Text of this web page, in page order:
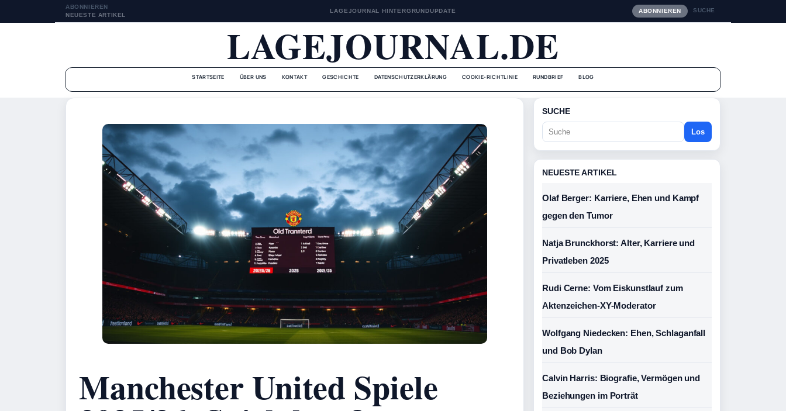
ABONNIEREN
NEUESTE ARTIKEL
LAGEJOURNAL HINTERGRUNDUPDATE ABONNIEREN SUCHE
LAGEJOURNAL.DE
STARTSEITE ÜBER UNS KONTAKT GESCHICHTE DATENSCHUTZERKLÄRUNG COOKIE-RICHTLINIE RUNDBRIEF BLOG
Manchester United Spiele
SUCHE
Los
NEUESTE ARTIKEL
Olaf Berger: Karriere, Ehen und Kampf
gegen den Tumor
Natja Brunckhorst: Alter, Karriere und
Privatleben 2025
Rudi Cerne: Vom Eiskunstlauf zum
Aktenzeichen-XY-Moderator
Wolfgang Niedecken: Ehen, Schlaganfall
und Bob Dylan
Calvin Harris: Biografie, Vermögen und
Beziehungen im Porträt